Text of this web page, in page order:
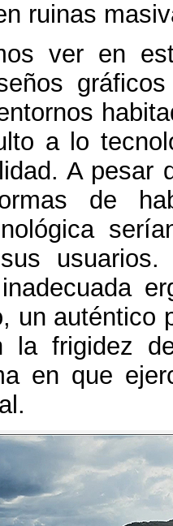
ruinas
ver en
a lo
. A pesar
de
usuarios
, un auténtico
la frigidez
en que
.